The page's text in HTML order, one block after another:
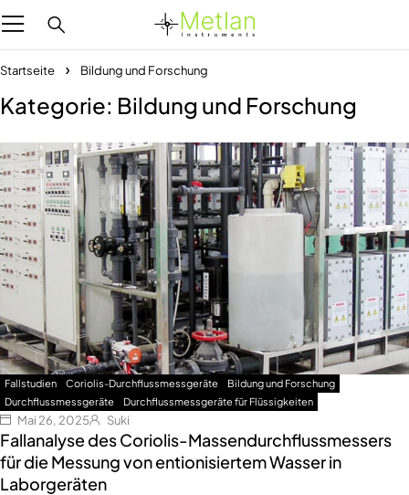
Startseite Bildung und Forschung
Kategorie: Bildung und Forschung
Fallstudien Coriolis-Durchflussmessgeräte
Bildung und Forschung
Durchflussmessgeräte
Durchflussmessgeräte für Flüssigkeiten
Mai 26, 2025 Suki
Fallanalyse des Coriolis-Massendurchflussmessers
für die Messung von entionisiertem Wasser in
Laborgeräten